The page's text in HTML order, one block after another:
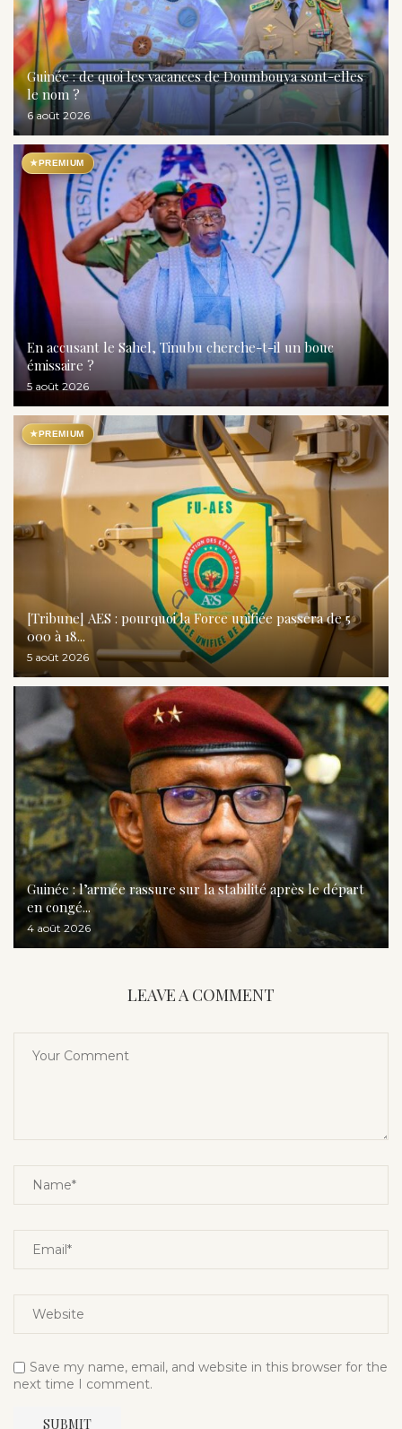
Guinée : de quoi les vacances de Doumbouya sont-elles
le nom ?
6 août 2026
★ PREMIUM
En accusant le Sahel, Tinubu cherche-t-il un bouc
émissaire ?
5 août 2026
★ PREMIUM
[Tribune] AES : pourquoi la Force unifiée passera de 5
000 à 18...
5 août 2026
Guinée : l’armée rassure sur la stabilité après le départ
en congé...
4 août 2026
LEAVE A COMMENT
Save my name, email, and website in this browser for the
next time I comment.